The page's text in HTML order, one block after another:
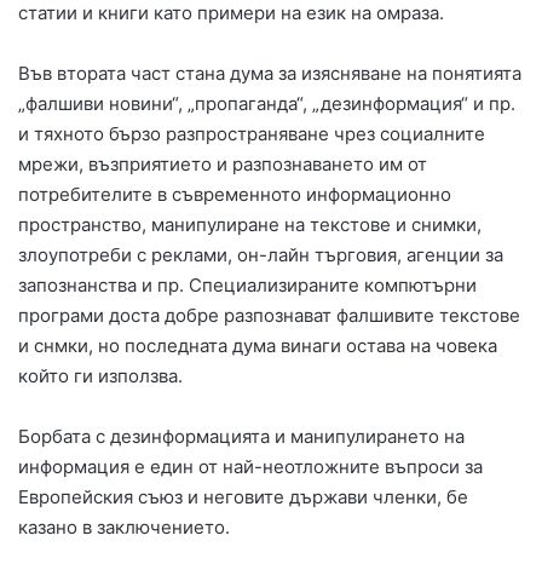
статии и книги като примери на език на омраза.
Във втората част стана дума за изясняване на понятията
„фалшиви новини“, „пропаганда“, „дезинформация“ и пр.
и тяхното бързо разпространяване чрез социалните
мрежи, възприятието и разпознаването им от
потребителите в съвременното информационно
пространство, манипулиране на текстове и снимки,
злоупотреби с реклами, он-лайн търговия, агенции за
запознанства и пр. Специализираните компютърни
програми доста добре разпознават фалшивите текстове
и снмки, но последната дума винаги остава на човека
който ги използва.
Борбата с дезинформацията и манипулирането на
информация е един от най-неотложните въпроси за
Европейския съюз и неговите държави членки, бе
казано в заключението.